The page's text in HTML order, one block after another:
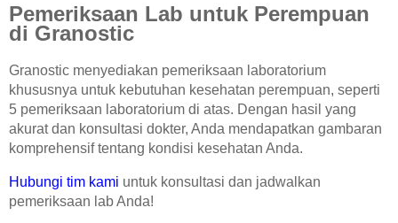
Pemeriksaan Lab untuk Perempuan
di Granostic
Granostic menyediakan pemeriksaan laboratorium
khususnya untuk kebutuhan kesehatan perempuan, seperti
5 pemeriksaan laboratorium di atas. Dengan hasil yang
akurat dan konsultasi dokter, Anda mendapatkan gambaran
komprehensif tentang kondisi kesehatan Anda.
Hubungi tim kami untuk konsultasi dan jadwalkan
pemeriksaan lab Anda!